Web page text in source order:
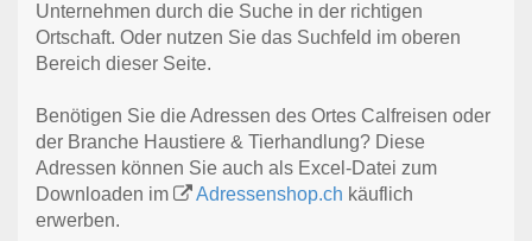
Unternehmen durch die Suche in der richtigen
Ortschaft. Oder nutzen Sie das Suchfeld im oberen
Bereich dieser Seite.
Benötigen Sie die Adressen des Ortes Calfreisen oder
der Branche Haustiere & Tierhandlung? Diese
Adressen können Sie auch als Excel-Datei zum
Downloaden im
Adressenshop.ch käuflich
erwerben.